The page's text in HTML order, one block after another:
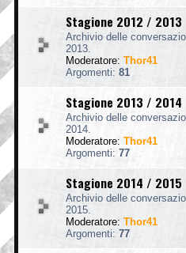
Stagione 2012 / 2013
Archivio delle
2013.
Moderatore: Thor41
Argomenti: 81
Stagione 2013 / 2014
Archivio delle
2014.
Moderatore: Thor41
Argomenti: 77
Stagione 2014 / 2015
Archivio delle
2015.
Moderatore: Thor41
Argomenti: 77